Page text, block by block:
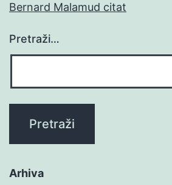
Bernard Malamud citat
Pretraži…
Arhiva